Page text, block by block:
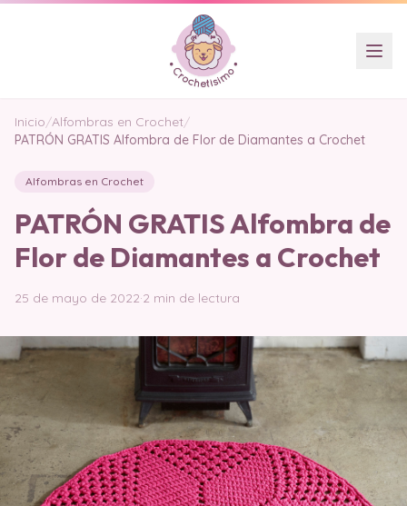
Inicio/Alfombras en Crochet/
PATRÓN GRATIS Alfombra de Flor de Diamantes a Crochet
Alfombras en Crochet
PATRÓN GRATIS Alfombra de
Flor de Diamantes a Crochet
25 de mayo de 2022·2 min de lectura